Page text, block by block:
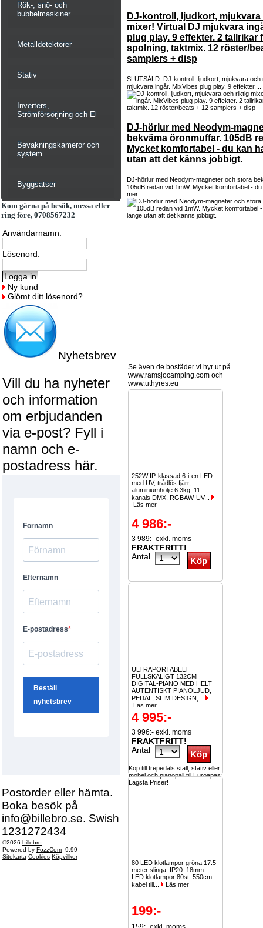
Rök-, snö- och
bubbelmaskiner
Metalldetektorer
Stativ
Inverters,
Strömförsörjning och El
Bevakningskameror och
system
Byggsatser
Kom gärna på besök, messa eller
ring före, 0708567232
Användarnamn:
Lösenord:
Ny kund
Glömt ditt lösenord?
Nyhetsbrev
Vill du ha nyheter
och information
om erbjudanden
via e-post? Fyll i
namn och e-
postadress här.
Postorder eller hämta.
Boka besök på
info@billebro.se. Swish
1231272434
©2026 billebro
Powered by FozzCom 9.99
Sitekarta Cookies Köpvillkor
DJ-kontroll, ljudkort,
mixer! Virtual DJ mjukvara
plug play. 9 effekter. 2 tallrikar
spolning, taktmix. 12 röster/
samplers + disp
SLUTSÅLD. DJ-kontroll, ljudkort, mjukvara och
mjukvara ingår. MixVibes plug play. 9 effekter....
DJ-hörlur med Neodym-
bekväma öronmuffar. 105dB
Mycket komfortabel - du kan
utan att det känns jobbigt.
DJ-hörlur med Neodym-magneter och stora
105dB redan vid 1mW. Mycket komfortabel -
mer
Se även de bostäder vi hyr ut på
www.ramsjocamping.com och
www.uthyres.eu
252W IP-klassad 6-i-en LED
med UV, trådlös fjärr,
aluminiumhölje 6.3kg, 11-
kanals DMX, RGBAW-UV...
Läs mer
4 986:-
3 989:- exkl. moms
FRAKTFRITT!
Antal
ULTRAPORTABELT
FULLSKALIGT 132CM
DIGITAL-PIANO MED HELT
AUTENTISKT PIANOLJUD,
PEDAL, SLIM DESIGN,...
Läs mer
4 995:-
3 996:- exkl. moms
FRAKTFRITT!
Antal
Köp till trepedals ställ, stativ eller
möbel och pianopall till Euroapas
Lägsta Priser!
80 LED klotlampor gröna 17.5
meter slinga. IP20. 18mm
LED klotlampor 80st. 550cm
kabel till...
Läs mer
199:-